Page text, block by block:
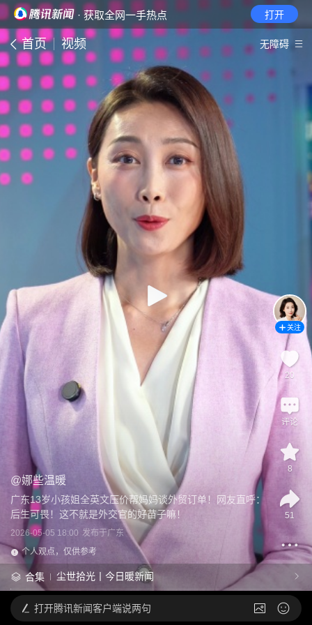
· 获取全网一手热点 打开
首页 视频 无障碍
@娜些温暖
广东13岁小孩姐全英文压价帮妈妈谈外贸订单！网友直呼：
后生可畏！这不就是外交官的好苗子嘛！
2026-05-05 18:00 发布于广东
个人观点，仅供参考
合集 尘世拾光丨今日暖新闻
关注
20
评论
8
51
打开腾讯新闻客户端说两句